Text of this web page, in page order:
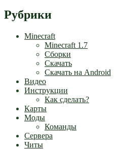
Рубрики
Minecraft
Minecraft 1.7
Сборки
Скачать
Скачать на Android
Видео
Инструкции
Как сделать?
Карты
Моды
Команды
Сервера
Читы